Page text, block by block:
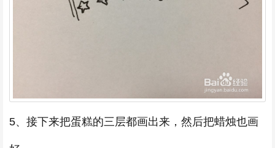
5、接下来把蛋糕的三层都画出来，然后把蜡烛也画